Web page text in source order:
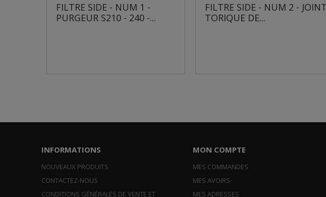
FILTRE SIDE - NUM 1 -
PURGEUR S210 - 240 -...
FILTRE SIDE - NUM 2 - JOINT
TORIQUE DE...
INFORMATIONS
NOUVEAUX PRODUITS
CONTACTEZ-NOUS
CONDITIONS GÉNÉRALES DE VENTE ET
MON COMPTE
MES COMMANDES
MES AVOIRS
MES ADRESSES